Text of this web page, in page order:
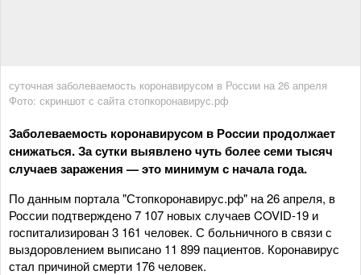
суточная заболеваемость коронавирусом в России на 26 апреля
Фото: скриншот с сайта стопкоронавирус.рф
Заболеваемость коронавирусом в России продолжает
снижаться. За сутки выявлено чуть более семи тысяч
случаев заражения — это минимум с начала года.
По данным портала "Стопкоронавирус.рф" на 26 апреля, в
России подтверждено 7 107 новых случаев COVID-19 и
госпитализирован 3 161 человек. С больничного в связи с
выздоровлением выписано 11 899 пациентов. Коронавирус
стал причиной смерти 176 человек.